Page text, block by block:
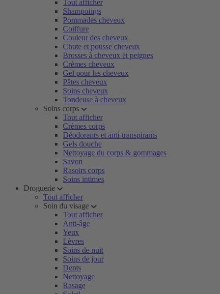
Tout afficher
Shampoings
Pommades cheveux
Coiffure
Couleur des cheveux
Chute et pousse cheveux
Brosses à cheveux et peignes
Crèmes cheveux
Gel pour les cheveux
Pâtes cheveux
Soins cheveux
Tondeuse à cheveux
Soins corps
Tout afficher
Crèmes corps
Déodorants et anti-transpirants
Gels douche
Nettoyage du corps & gommages
Savon
Rasoirs corps
Soins intimes
Droguerie
Tout afficher
Soin du visage
Tout afficher
Anti-âge
Yeux
Lèvres
Soins de nuit
Soins de jour
Dents
Nettoyage
Rasage